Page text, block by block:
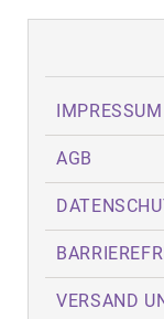
IMPRESSUM
AGB
VERSAND